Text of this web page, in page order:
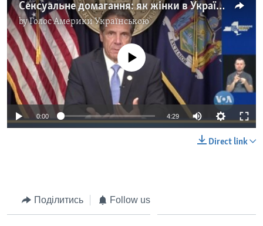
Сексуальне домагання: як жінки в Україні та США захищають свою гідність і як по різному на це реагують впливові чоловіки. Відео
byГолос Америки Українською
No media source currently available
0:00 4:29
Direct link
Поділитись Follow us